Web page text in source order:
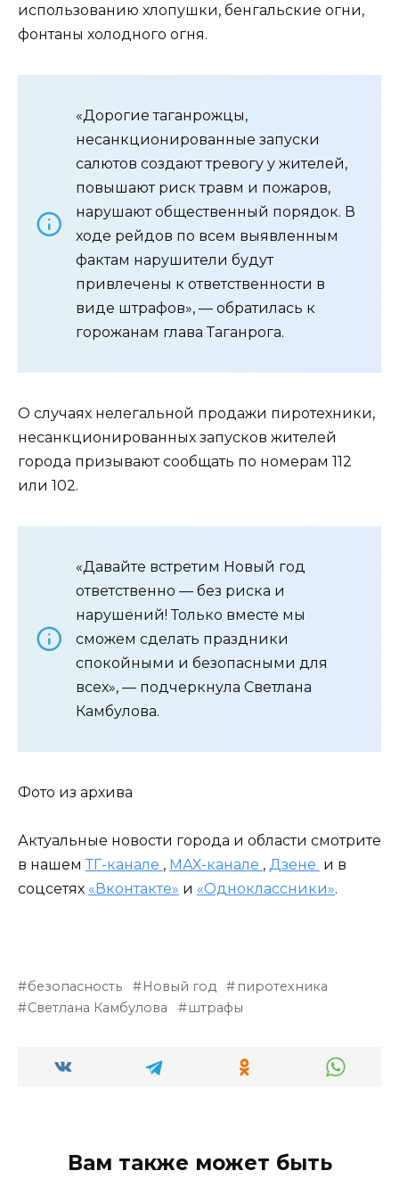
использованию хлопушки, бенгальские огни,
фонтаны холодного огня.
«Дорогие таганрожцы,
несанкционированные запуски
салютов создают тревогу у жителей,
повышают риск травм и пожаров,
нарушают общественный порядок. В
ходе рейдов по всем выявленным
фактам нарушители будут
привлечены к ответственности в
виде штрафов», — обратилась к
горожанам глава Таганрога.
О случаях нелегальной продажи пиротехники,
несанкционированных запусков жителей
города призывают сообщать по номерам 112
или 102.
«Давайте встретим Новый год
ответственно — без риска и
нарушений! Только вместе мы
сможем сделать праздники
спокойными и безопасными для
всех», — подчеркнула Светлана
Камбулова.
Фото из архива
Актуальные новости города и области смотрите
в нашем ТГ-канале , МАХ-канале , Дзене и в
соцсетях «Вконтакте» и «Одноклассники».
безопасность Новый год
пиротехника
Светлана Камбулова
штрафы
Вам также может быть